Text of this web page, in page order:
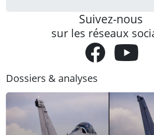
Suivez-nous
sur les réseaux
Dossiers & analyses